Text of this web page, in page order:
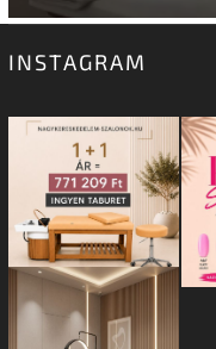
INSTAGRAM